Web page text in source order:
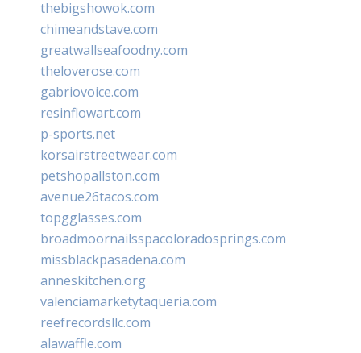
thebigshowok.com
chimeandstave.com
greatwallseafoodny.com
theloverose.com
gabriovoice.com
resinflowart.com
p-sports.net
korsairstreetwear.com
petshopallston.com
avenue26tacos.com
topgglasses.com
broadmoornailsspacoloradosprings.com
missblackpasadena.com
anneskitchen.org
valenciamarketytaqueria.com
reefrecordsllc.com
alawaffle.com